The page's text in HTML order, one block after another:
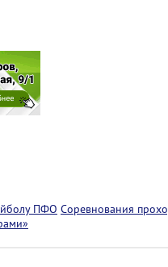
ПФО Соревнования